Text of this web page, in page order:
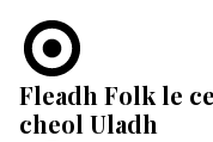
Fleadh Folk le
cheol Uladh